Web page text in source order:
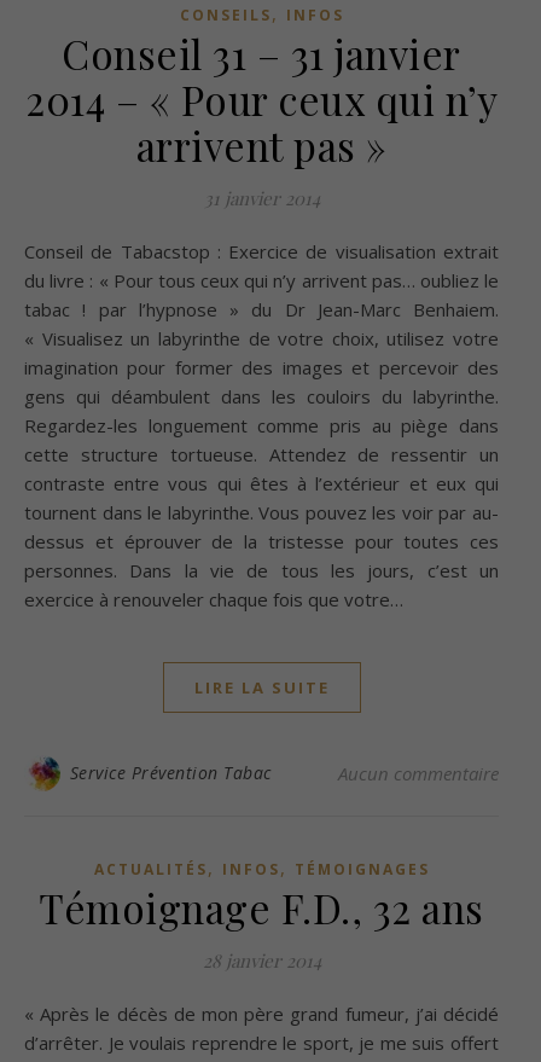
CONSEILS, INFOS
Conseil 31 – 31 janvier
2014 – « Pour ceux qui n’y
arrivent pas »
31 janvier 2014
Conseil de Tabacstop : Exercice de visualisation extrait
du livre : « Pour tous ceux qui n’y arrivent pas… oubliez le
tabac ! par l’hypnose » du Dr Jean-Marc Benhaiem.
« Visualisez un labyrinthe de votre choix, utilisez votre
imagination pour former des images et percevoir des
gens qui déambulent dans les couloirs du labyrinthe.
Regardez-les longuement comme pris au piège dans
cette structure tortueuse. Attendez de ressentir un
contraste entre vous qui êtes à l’extérieur et eux qui
tournent dans le labyrinthe. Vous pouvez les voir par au-
dessus et éprouver de la tristesse pour toutes ces
personnes. Dans la vie de tous les jours, c’est un
exercice à renouveler chaque fois que votre…
LIRE LA SUITE
Service Prévention Tabac Aucun commentaire
ACTUALITÉS, INFOS, TÉMOIGNAGES
Témoignage F.D., 32 ans
28 janvier 2014
« Après le décès de mon père grand fumeur, j’ai décidé
d’arrêter. Je voulais reprendre le sport, je me suis offert